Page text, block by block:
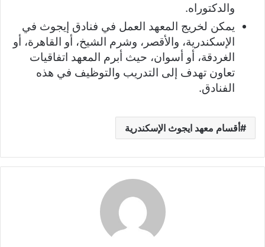
والدكتوراه.
يمكن لخريج المعهد العمل في فنادق إيجوث في
الإسكندرية، والأقصر، وشرم الشيخ، أو القاهرة، أو
الغردقة، أو أسوان، حيث أبرم المعهد اتفاقيات
تعاون تهدف إلى التدريب والتوظيف في هذه
الفنادق.
أقسام معهد ايجوث الإسكندرية